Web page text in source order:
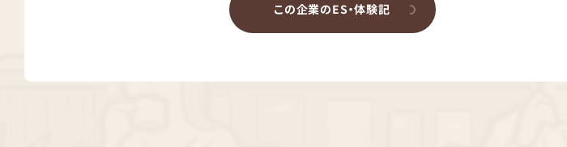
この企業のES・体験記